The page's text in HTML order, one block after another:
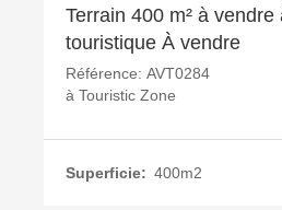
Terrain 400 m² à
touristique À vendre
Référence: AVT0284
à Touristic Zone
Superficie: 400m2